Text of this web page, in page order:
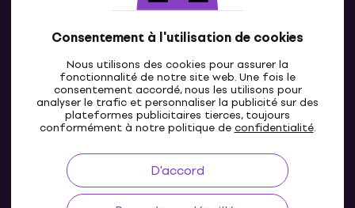
Consentement à l'utilisation de cookies
Nous utilisons des cookies pour assurer la
fonctionnalité de notre site web. Une fois le
consentement accordé, nous les utilisons pour
analyser le trafic et personnaliser la publicité sur des
plateformes publicitaires tierces, toujours
conformément à notre politique deconfidentialité.
D'accord
LU